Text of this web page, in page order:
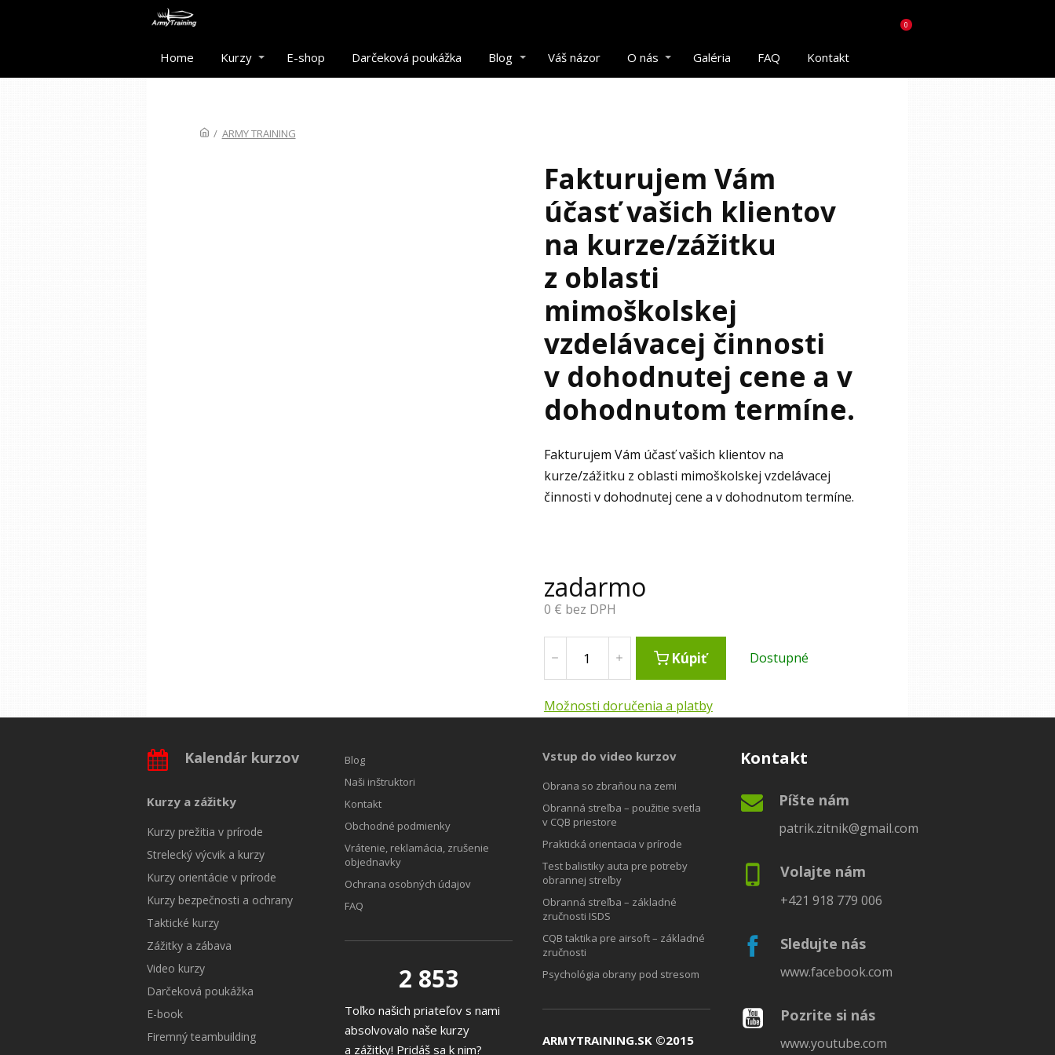
0
Home Kurzy E-shop Darčeková poukážka Blog Váš názor O nás Galéria FAQ Kontakt
/ ARMY TRAINING
Fakturujem Vám
účasť vašich klientov
na kurze/zážitku
z oblasti
mimoškolskej
vzdelávacej činnosti
v dohodnutej cene a v
dohodnutom termíne.
Fakturujem Vám účasť vašich klientov na
kurze/zážitku z oblasti mimoškolskej vzdelávacej
činnosti v dohodnutej cene a v dohodnutom termíne.
zadarmo
0 € bez DPH
Kúpiť Dostupné
Možnosti doručenia a platby
Kalendár kurzov
Kurzy a zážitky
Kurzy prežitia v prírode
Strelecký výcvik a kurzy
Kurzy orientácie v prírode
Kurzy bezpečnosti a ochrany
Taktické kurzy
Zážitky a zábava
Video kurzy
Darčeková poukážka
E-book
Firemný teambuilding
Blog
Naši inštruktori
Kontakt
Obchodné podmienky
Vrátenie, reklamácia, zrušenie
objednavky
Ochrana osobných údajov
FAQ
2 853
Toľko našich priateľov s nami
absolvovalo naše kurzy
a zážitky! Pridáš sa k nim?
Vstup do video kurzov
Obrana so zbraňou na zemi
Obranná streľba – použitie svetla
v CQB priestore
Praktická orientacia v prírode
Test balistiky auta pre potreby
obrannej streľby
Obranná streľba – základné
zručnosti ISDS
CQB taktika pre airsoft – základné
zručnosti
Psychológia obrany pod stresom
ARMYTRAINING.SK ©2015
Kontakt
Píšte nám
patrik.zitnik@gmail.com
Volajte nám
+421 918 779 006
Sledujte nás
www.facebook.com
Pozrite si nás
www.youtube.com